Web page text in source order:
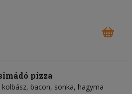
pizza
kolbász bacon sonka hagyma